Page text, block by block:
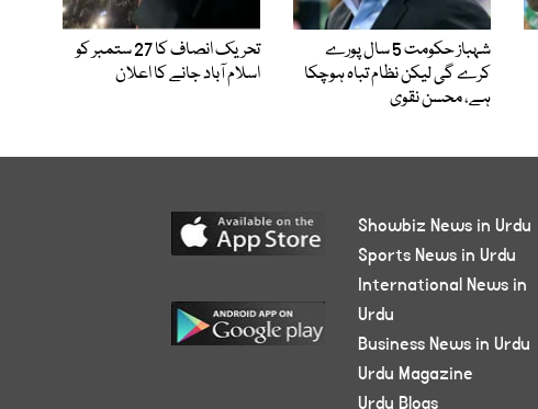
شہباز حکومت 5 سال پورے
کرے گی لیکن نظام تباہ ہوچکا
ہے، محسن نقوی
تحریک انصاف کا 27 ستمبر کو
اسلام آباد جانے کا اعلان
Showbiz News in Urdu
Sports News in Urdu
International News in
Urdu
Business News in Urdu
Urdu Magazine
Urdu Blogs